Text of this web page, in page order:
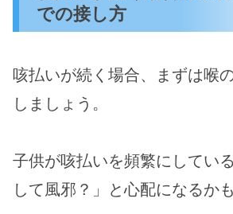
での接し方
咳払いが続く場合、まずは喉
しましょう。
子供が咳払いを頻繁にしてい
して風邪？」と心配になるか